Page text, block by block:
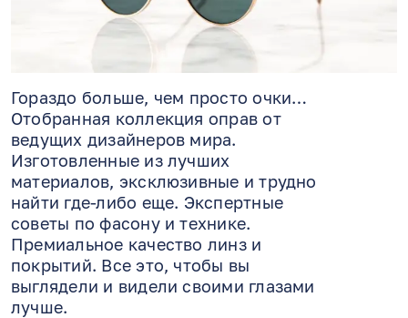
Гораздо больше, чем просто очки…
Отобранная коллекция оправ от
ведущих дизайнеров мира.
Изготовленные из лучших
материалов, эксклюзивные и трудно
найти где-либо еще. Экспертные
советы по фасону и технике.
Премиальное качество линз и
покрытий. Все это, чтобы вы
выглядели и видели своими глазами
лучше.